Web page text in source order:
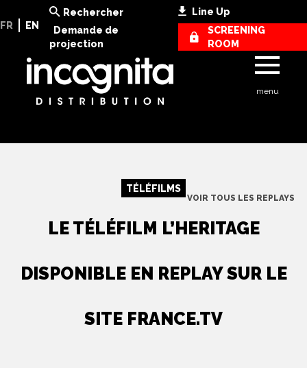
menu
FR EN
Rechercher
Line Up
Demande de
projection
SCREENING
ROOM
VOIR TOUS LES REPLAYS
TÉLÉFILMS
LE TÉLÉFILM L’HERITAGE
DISPONIBLE EN REPLAY SUR LE
SITE FRANCE.TV